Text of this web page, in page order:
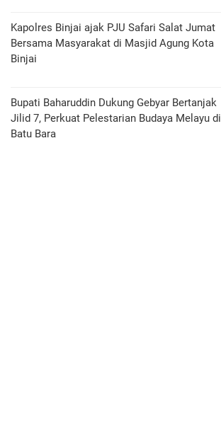
Kapolres Binjai ajak PJU Safari Salat Jumat
Bersama Masyarakat di Masjid Agung Kota
Binjai
Bupati Baharuddin Dukung Gebyar Bertanjak
Jilid 7, Perkuat Pelestarian Budaya Melayu di
Batu Bara